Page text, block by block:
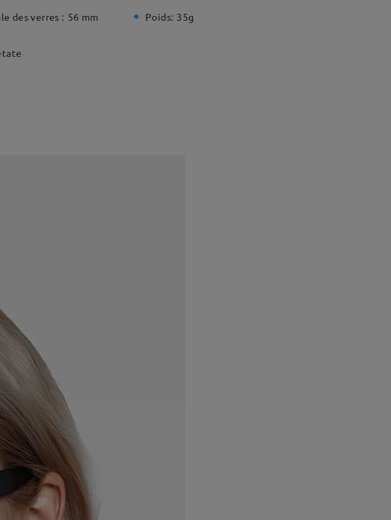
des verres : 56 mm Poids: 35g